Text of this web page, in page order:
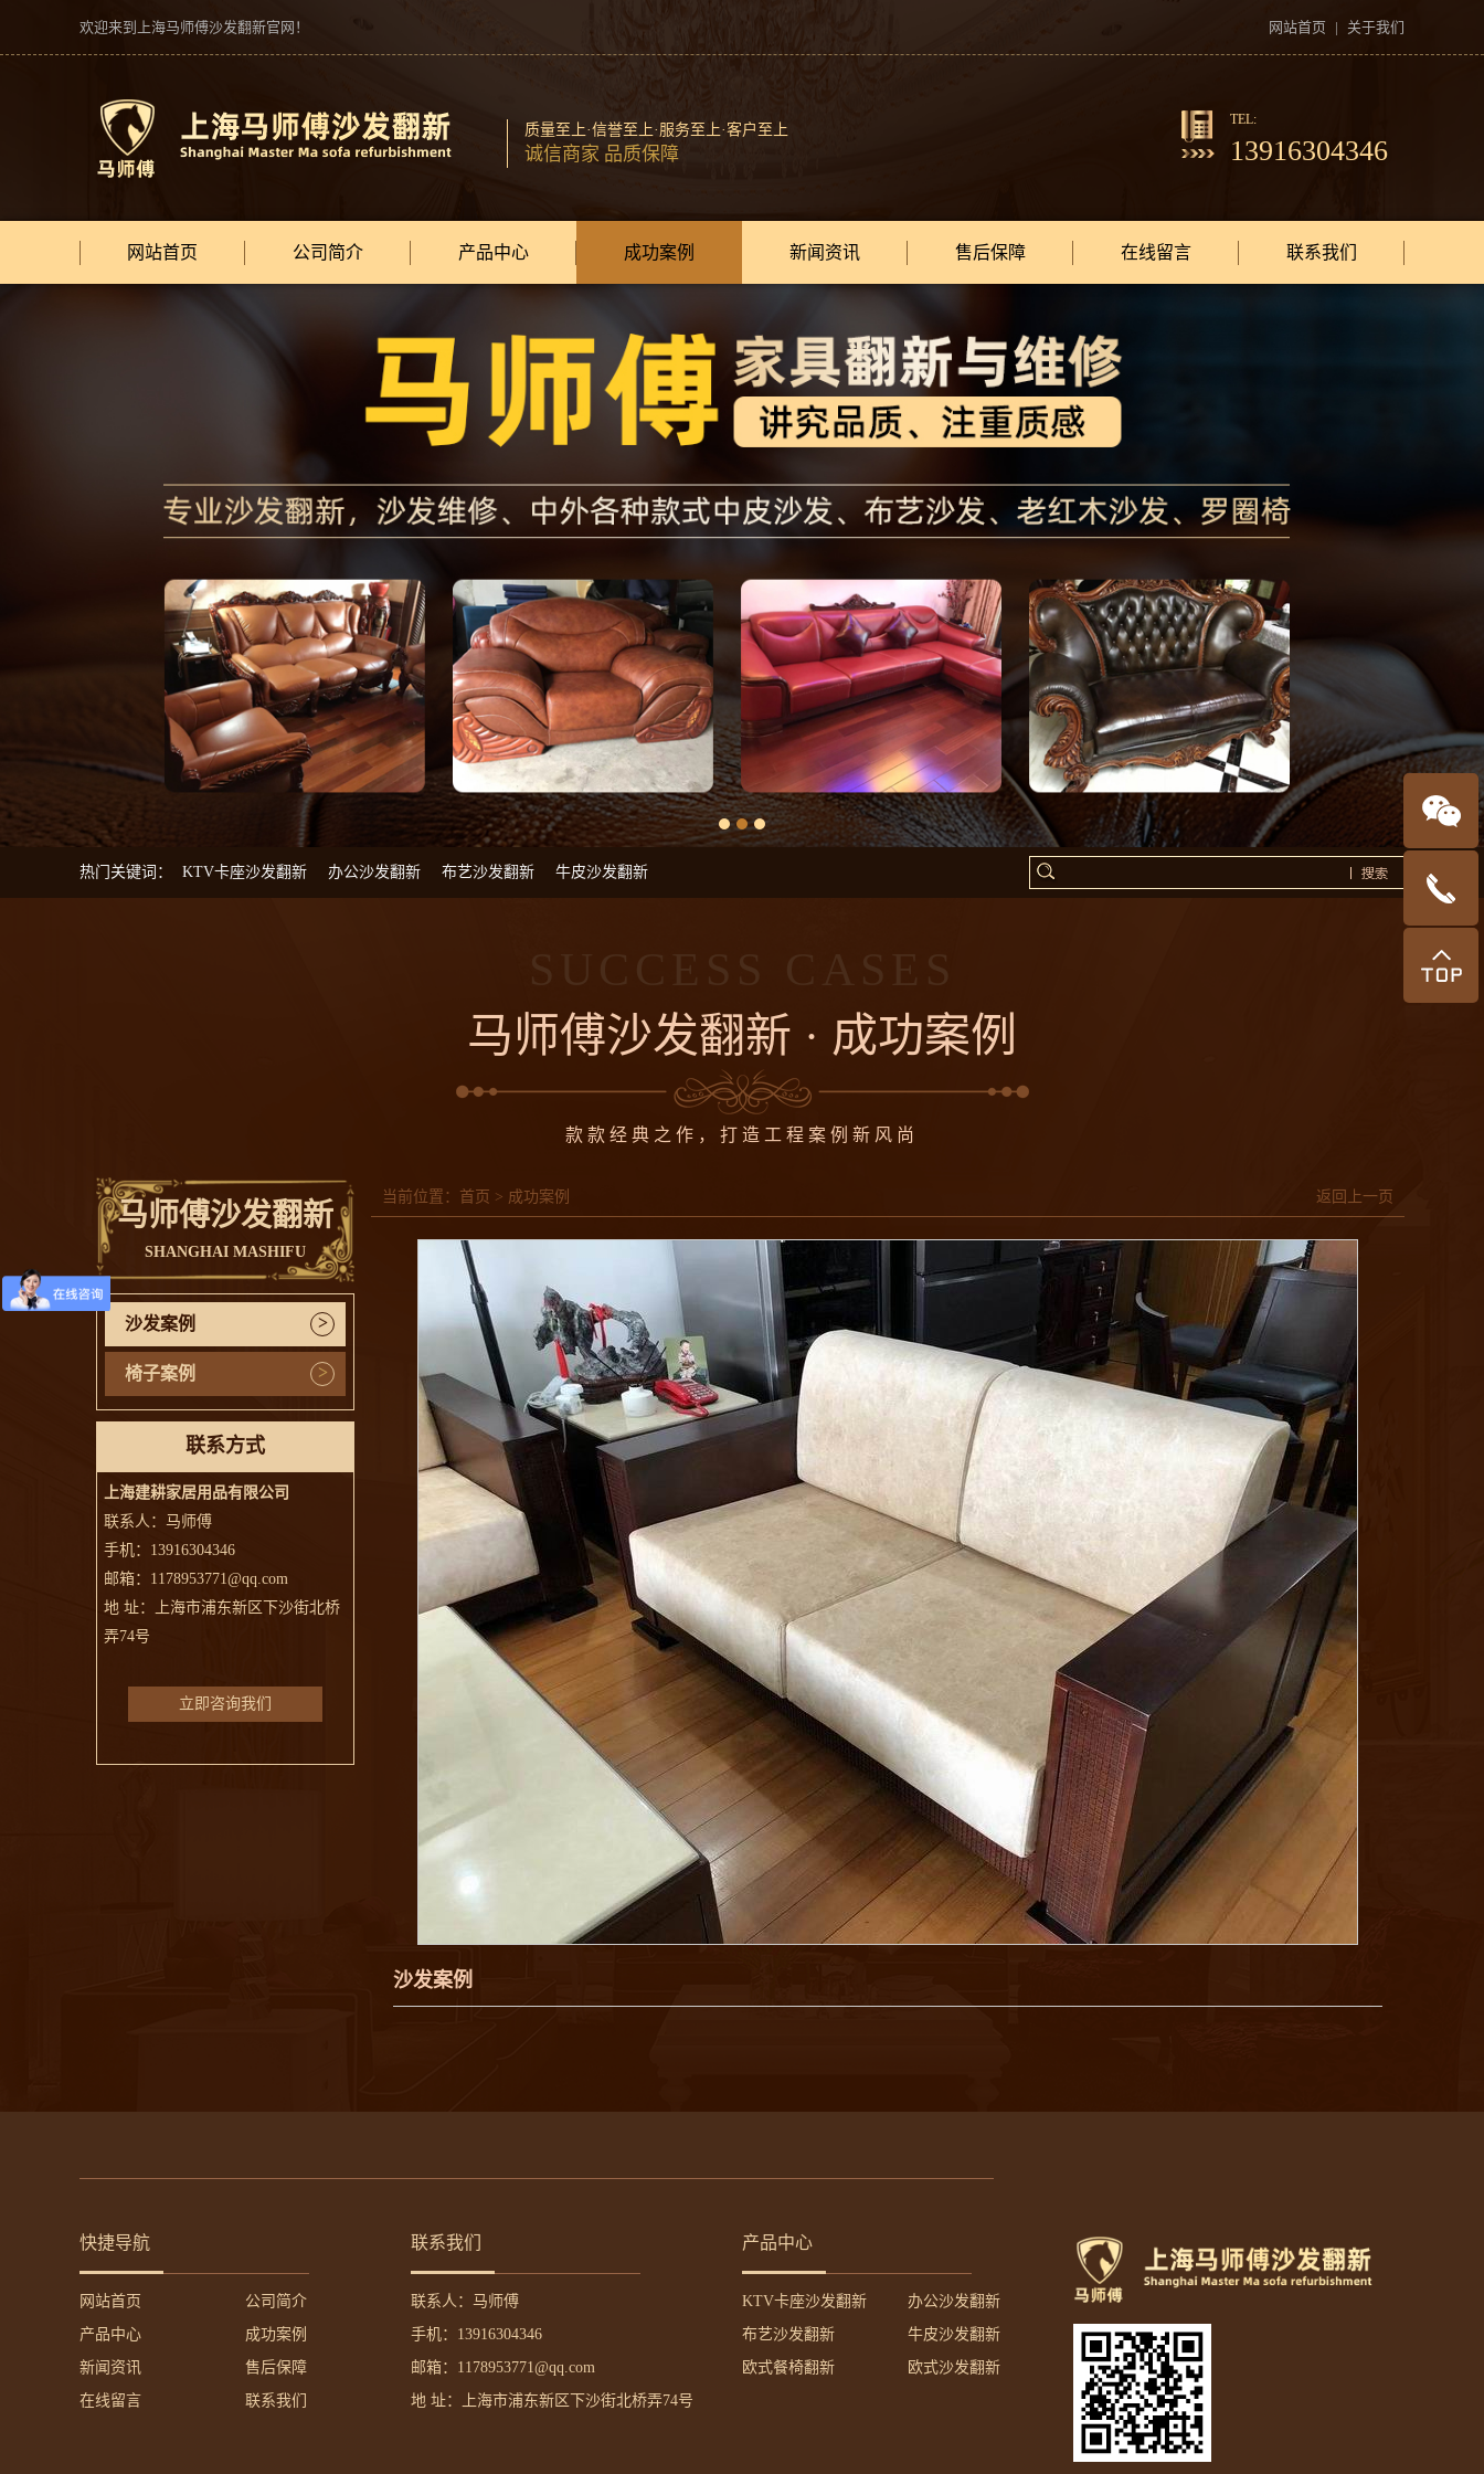
欢迎来到上海马师傅沙发翻新官网！ 网站首页 | 关于我们
质量至上·信誉至上·服务至上·客户至上
诚信商家 品质保障
TEL:
13916304346
网站首页 公司简介 产品中心 成功案例 新闻资讯 售后保障 在线留言 联系我们
热门关键词： KTV卡座沙发翻新 办公沙发翻新 布艺沙发翻新 牛皮沙发翻新
马师傅沙发翻新 · 成功案例
款款经典之作，打造工程案例新风尚
马师傅沙发翻新
SHANGHAI MASHIFU
沙发案例 >
椅子案例 >
联系方式
上海建耕家居用品有限公司
联系人：马师傅
手机：13916304346
邮箱：1178953771@qq.com
地 址：上海市浦东新区下沙街北桥
弄74号
立即咨询我们
当前位置： 首页 > 成功案例 返回上一页
沙发案例
快捷导航
网站首页
公司简介
产品中心
成功案例
新闻资讯
售后保障
在线留言
联系我们
联系我们
联系人：马师傅
手机：13916304346
邮箱：1178953771@qq.com
地 址：上海市浦东新区下沙街北桥弄74号
产品中心
KTV卡座沙发翻新
办公沙发翻新
布艺沙发翻新
牛皮沙发翻新
欧式餐椅翻新
欧式沙发翻新